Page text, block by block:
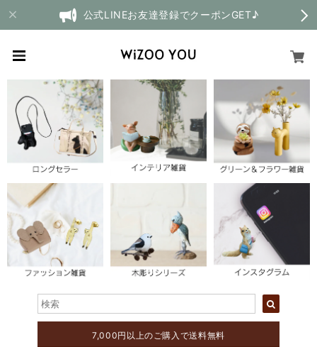
公式LINEお友達登録でクーポンGET♪
7,000円以上のご購入で送料無料